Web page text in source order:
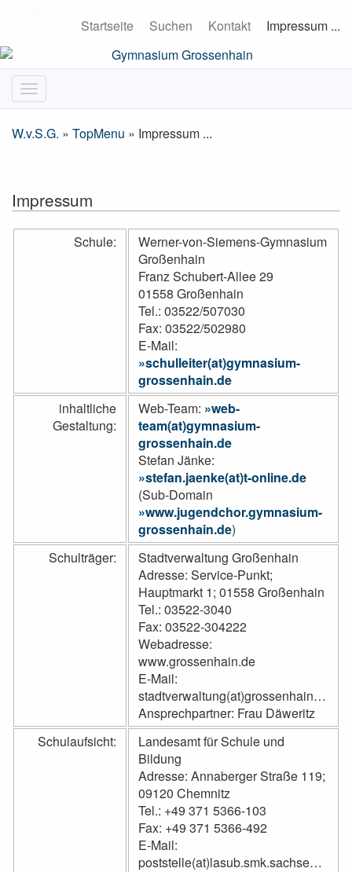
Startseite Suchen Kontakt Impressum ...
W.v.S.G. » TopMenu » Impressum ...
Impressum
Schule:
Werner-von-Siemens-Gymnasium
Großenhain
Franz Schubert-Allee 29
01558 Großenhain
Tel.: 03522/507030
Fax: 03522/502980
E-Mail:
schulleiter(at)gymnasium-
grossenhain.de
inhaltliche
Gestaltung:
Web-Team:
web-
team(at)gymnasium-
grossenhain.de
Stefan Jänke:
stefan.jaenke(at)t-online.de
(Sub-Domain
www.jugendchor.gymnasium-
grossenhain.de)
Schulträger:
Stadtverwaltung Großenhain
Adresse: Service-Punkt;
Hauptmarkt 1; 01558 Großenhain
Tel.: 03522-3040
Fax: 03522-304222
Webadresse:
www.grossenhain.de
E-Mail:
stadtverwaltung(at)grossenhain.de
Ansprechpartner: Frau Däweritz
Schulaufsicht:
Landesamt für Schule und
Bildung
Adresse: Annaberger Straße 119;
09120 Chemnitz
Tel.: +49 371 5366-103
Fax: +49 371 5366-492
E-Mail:
poststelle(at)lasub.smk.sachsen.de